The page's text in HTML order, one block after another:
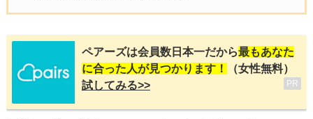
ペアーズは会員数日本一だから最もあなた
に合った人が見つかります！
（女性無料）
試してみる>>
PR